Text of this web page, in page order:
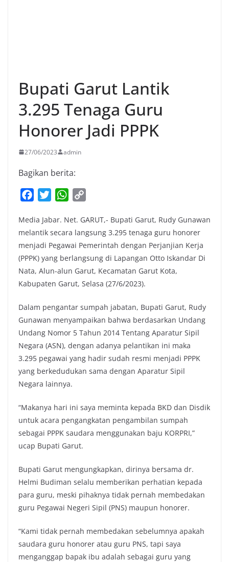
Bupati Garut Lantik
3.295 Tenaga Guru
Honorer Jadi PPPK
27/06/2023 admin
Bagikan berita:
c
e
b
o
o
k
i
t
t
e
r
W
a
t
s
A
p
p
p
y
L
i
n
k
Media Jabar. Net. GARUT,- Bupati Garut, Rudy Gunawan
melantik secara langsung 3.295 tenaga guru honorer
menjadi Pegawai Pemerintah dengan Perjanjian Kerja
(PPPK) yang berlangsung di Lapangan Otto Iskandar Di
Nata, Alun-alun Garut, Kecamatan Garut Kota,
Kabupaten Garut, Selasa (27/6/2023).
Dalam pengantar sumpah jabatan, Bupati Garut, Rudy
Gunawan menyampaikan bahwa berdasarkan Undang
Undang Nomor 5 Tahun 2014 Tentang Aparatur Sipil
Negara (ASN), dengan adanya pelantikan ini maka
3.295 pegawai yang hadir sudah resmi menjadi PPPK
yang berkedudukan sama dengan Aparatur Sipil
Negara lainnya.
“Makanya hari ini saya meminta kepada BKD dan Disdik
untuk acara pengangkatan pengambilan sumpah
sebagai PPPK saudara menggunakan baju KORPRI,”
ucap Bupati Garut.
Bupati Garut mengungkapkan, dirinya bersama dr.
Helmi Budiman selalu memberikan perhatian kepada
para guru, meski pihaknya tidak pernah membedakan
guru Pegawai Negeri Sipil (PNS) maupun honorer.
“Kami tidak pernah membedakan sebelumnya apakah
saudara guru honorer atau guru PNS, tapi saya
menganggap bapak ibu adalah sebagai guru yang